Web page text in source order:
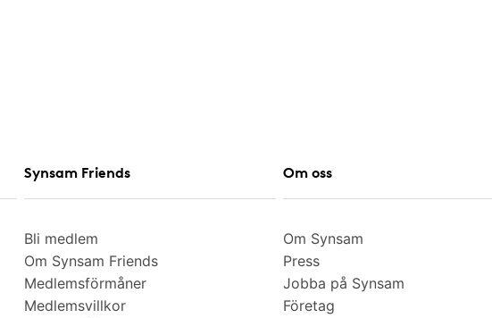
Synsam Friends
Bli medlem
Om Synsam Friends
Medlemsförmåner
Medlemsvillkor
Om oss
Om Synsam
Press
Jobba på Synsam
Företag